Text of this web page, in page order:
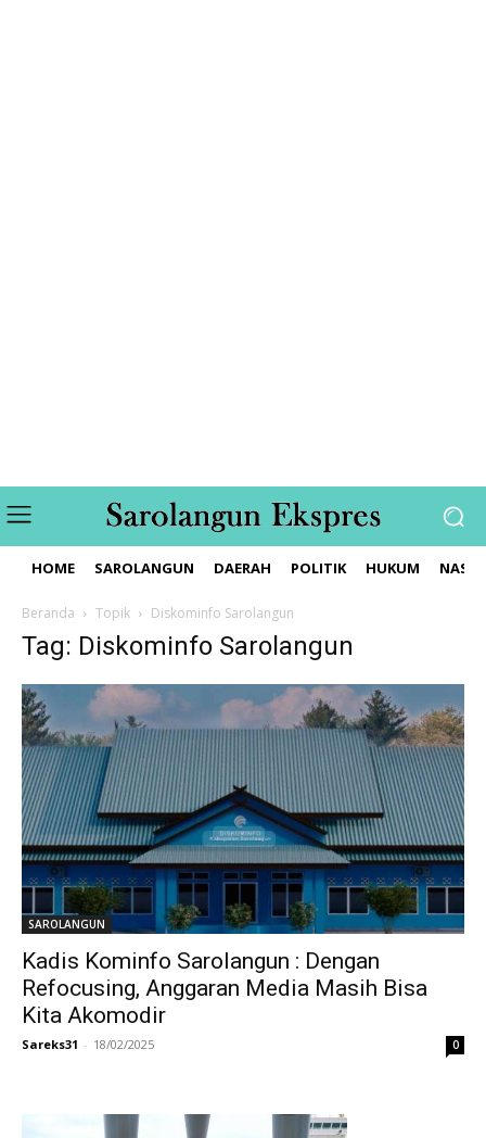
HOME SAROLANGUN DAERAH POLITIK HUKUM
Beranda Topik Diskominfo Sarolangun
Tag: Diskominfo Sarolangun
SAROLANGUN
Kadis Kominfo Sarolangun : Dengan
Refocusing, Anggaran Media Masih Bisa
Kita Akomodir
Sareks31 - 18/02/2025 0